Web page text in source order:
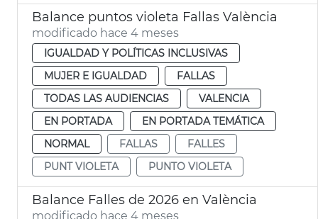
Balance puntos violeta Fallas València
modificado hace 4 meses
IGUALDAD Y POLÍTICAS INCLUSIVAS
MUJER E IGUALDAD
FALLAS
TODAS LAS AUDIENCIAS
VALENCIA
EN PORTADA
EN PORTADA TEMÁTICA
NORMAL
FALLAS
FALLES
PUNT VIOLETA
PUNTO VIOLETA
Balance Falles de 2026 en València
modificado hace 4 meses